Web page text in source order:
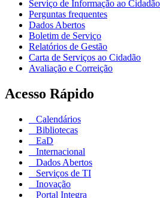
Serviço de Informação ao
Perguntas frequentes
Dados Abertos
Boletim de Serviço
Relatórios de Gestão
Carta de Serviços ao Cidadão
Avaliação e Correição
Acesso Rápido
Calendários
Bibliotecas
EaD
Internacional
Dados Abertos
Serviços de TI
Inovação
Portal Integra